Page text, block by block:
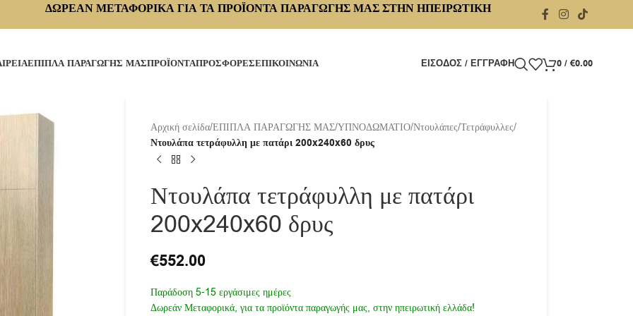
ΔΩΡΕΑΝ ΜΕΤΑΦΟΡΙΚΑ ΓΙΑ ΤΑ ΠΡΟΪΟΝΤΑ ΠΑΡΑΓΩΓΗΣ ΜΑΣ ΣΤΗΝ ΗΠΕΙΡΩΤΙΚΗ
ΕΠΙΠΛΑ ΠΑΡΑΓΩΓΗΣ ΜΑΣΠΡΟΪΟΝΤΑΠΡΟΣΦΟΡΕΣΕΠΙΚΟΙΝΩΝΙΑ ΕΊΣΟΔΟΣ / ΕΓΓΡΑΦΉ 0 / €0.00
Αρχική σελίδα/ΕΠΙΠΛΑ ΠΑΡΑΓΩΓΗΣ ΜΑΣ/ΥΠΝΟΔΩΜΑΤΙΟ/Ντουλάπες/Τετράφυλλες/
Ντουλάπα τετράφυλλη με πατάρι 200x240x60 δρυς
Ντουλάπα τετράφυλλη με πατάρι
200x240x60 δρυς
€552.00
Παράδοση 5-15 εργάσιμες ημέρες
Δωρεάν Μεταφορικά, για τα προϊόντα παραγωγής μας, στην ηπειρωτική ελλάδα!